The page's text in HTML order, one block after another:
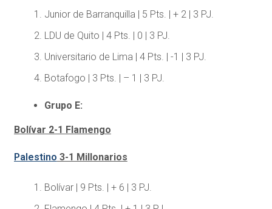
Junior de Barranquilla | 5 Pts. | + 2 | 3 PJ.
LDU de Quito | 4 Pts. | 0 | 3 PJ.
Universitario de Lima | 4 Pts. | -1 | 3 PJ.
Botafogo | 3 Pts. | – 1 | 3 PJ.
Grupo E:
Bolívar 2-1 Flamengo
Palestino 3-1 Millonarios
Bolívar | 9 Pts. | + 6 | 3 PJ.